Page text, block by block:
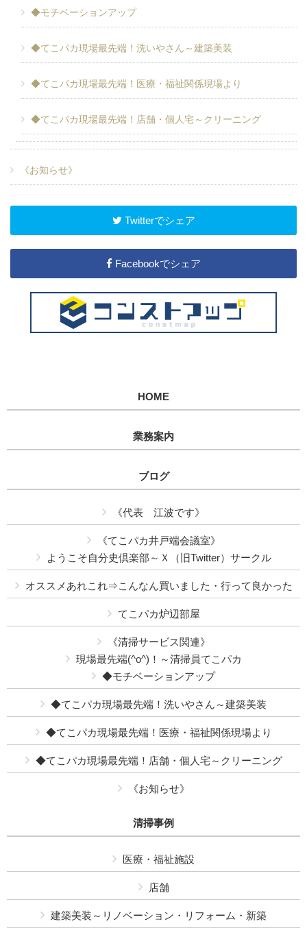
◆モチベーションアップ
◆てこパカ現場最先端！洗いやさん～建築美装
◆てこパカ現場最先端！医療・福祉関係現場より
◆てこパカ現場最先端！店舗・個人宅～クリーニング
《お知らせ》
Twitterでシェア
Facebookでシェア
HOME
業務案内
ブログ
《代表 江波です》
《てこパカ井戸端会議室》
ようこそ自分史倶楽部～Ｘ（旧Twitter）サークル
オススメあれこれ⇒こんなん買いました・行って良かった
てこパカ炉辺部屋
《清掃サービス関連》
現場最先端(^o^)！～清掃員てこパカ
◆モチベーションアップ
◆てこパカ現場最先端！洗いやさん～建築美装
◆てこパカ現場最先端！医療・福祉関係現場より
◆てこパカ現場最先端！店舗・個人宅～クリーニング
《お知らせ》
清掃事例
医療・福祉施設
店舗
建築美装～リノベーション・リフォーム・新築